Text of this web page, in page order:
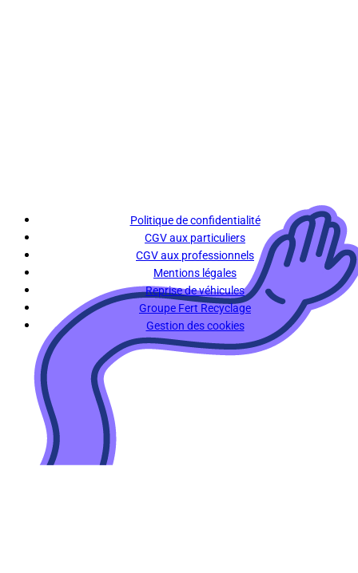
Politique de confidentialité
CGV aux particuliers
CGV aux professionnels
Mentions légales
Reprise de véhicules
Groupe Fert Recyclage
Gestion des cookies